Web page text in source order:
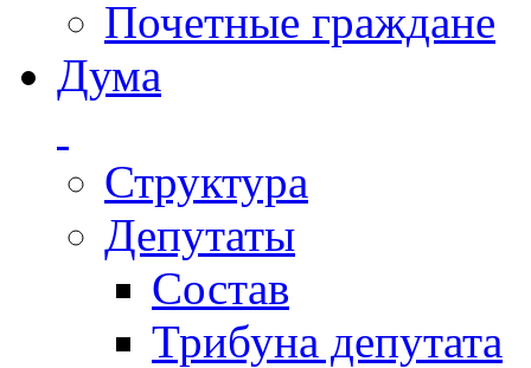
Почетные граждане
Дума
Структура
Депутаты
Состав
Трибуна депутата